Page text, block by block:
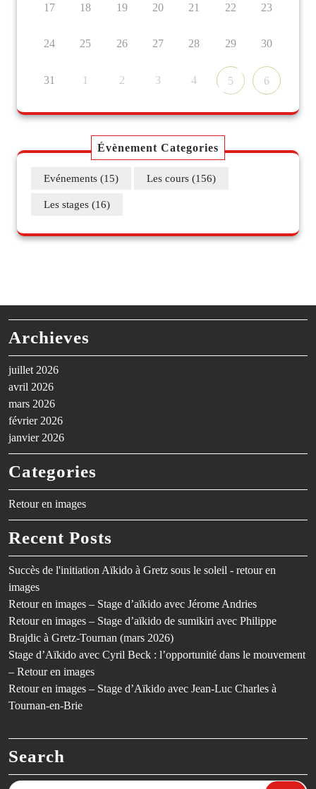
17 18 19 20 21 22 23
24 25 26 27 28 29 30
31 1 2 3 4 5 6
Évènement Categories
Evénements (15) Les cours (156)
Les stages (16)
Archieves
juillet 2026
avril 2026
mars 2026
février 2026
janvier 2026
Categories
Retour en images
Recent Posts
Succès de l'initiation Aïkido à Gretz sous le soleil - retour en
images
Retour en images – Stage d’aïkido avec Jérome Andries
Retour en images – Stage d’aïkido de sumikiri avec Philippe
Brajdic à Gretz-Tournan (mars 2026)
Stage d’Aïkido avec Cyril Beck : l’opportunité dans le mouvement
– Retour en images
Retour en images – Stage d’Aïkido avec Jean-Luc Charles à
Tournan-en-Brie
Search